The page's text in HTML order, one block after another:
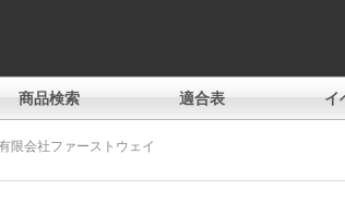
商品検索 適合表 イ
限会社ファーストウェイ